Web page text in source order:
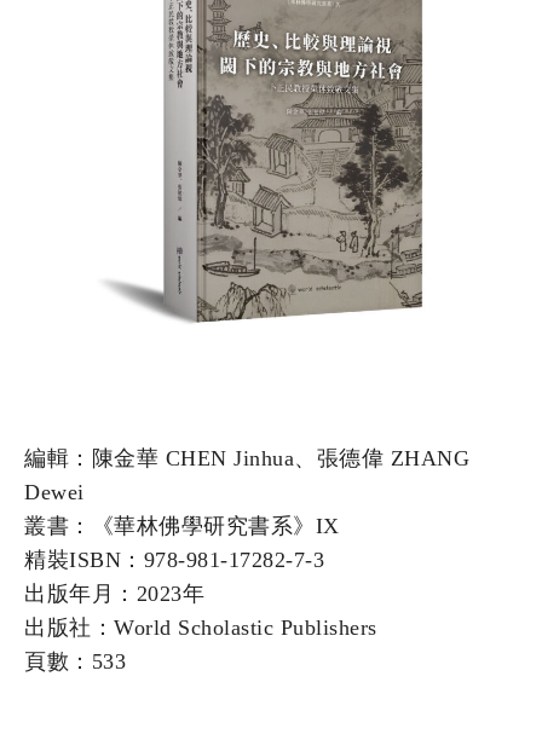
編輯：陳金華 CHEN Jinhua、張德偉 ZHANG
Dewei
叢書：《華林佛學研究書系》IX
精裝ISBN：978-981-17282-7-3
出版年月：2023年
出版社：World Scholastic Publishers
頁數：533